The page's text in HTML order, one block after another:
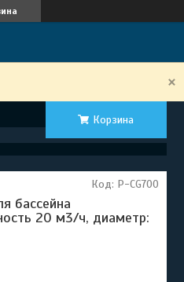
Корзина
бассейна
20 м3/ч, диаметр:
Код: P-CG700